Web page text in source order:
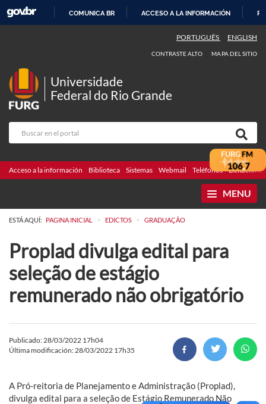
CONTENIDO
COMUNICA BR ACCESO A LA INFORMACIÓN
PORTUGUÊS ENGLISH
CONTRASTE ALTO MAPA DEL SITIO
Universidade
Federal do Rio Grande
Acceso a la información Biblioteca Sistemas Webmail Teléfonos Licitaciones
MENU
ESTÁ AQUÍ: PAGINA INICIAL > EDICTOS > GRADUAÇÃO
Proplad divulga edital para
seleção de estágio
remunerado não obrigatório
Publicado: 28/03/2022 17h04
Última modificación: 28/03/2022 17h35
A Pró-reitoria de Planejamento e Administração (Proplad),
divulga edital para a seleção de Estágio Remunerado Não